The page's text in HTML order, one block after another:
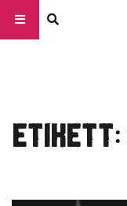
Etikett: